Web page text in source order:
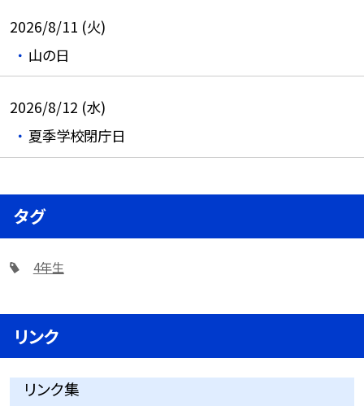
2026/8/11 (火)
山の日
2026/8/12 (水)
夏季学校閉庁日
タグ
4年生
リンク
リンク集